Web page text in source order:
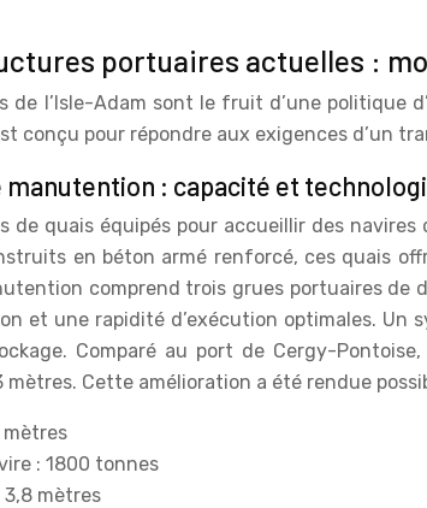
portuaires actuelles :
l’Isle-Adam sont le fruit d’une politique
conçu pour répondre aux exigences d’un
manutention : capacité et
de quais équipés pour accueillir des
en béton armé renforcé, ces quais
comprend trois grues portuaires
et une rapidité d’exécution optimales.
Comparé au port de Cergy-
mètres. Cette amélioration a été rendue
mètres
: 1800 tonnes
3,8 mètres